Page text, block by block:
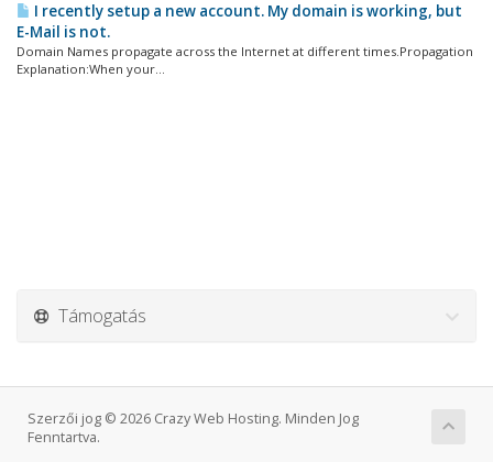
I recently setup a new account. My domain is working, but
E-Mail is not.
Domain Names propagate across the Internet at different times.Propagation
Explanation:When your...
Támogatás
Szerzői jog © 2026 Crazy Web Hosting. Minden Jog
Fenntartva.